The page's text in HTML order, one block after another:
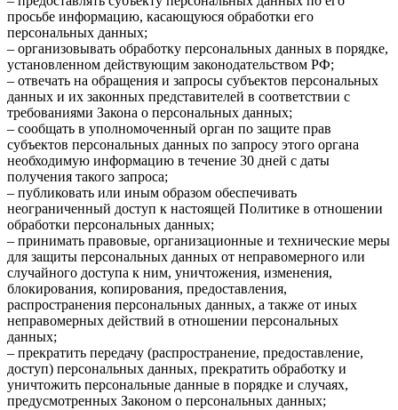
просьбе информацию, касающуюся обработки его
персональных данных;
– организовывать обработку персональных данных в порядке,
установленном действующим законодательством РФ;
– отвечать на обращения и запросы субъектов персональных
данных и их законных представителей в соответствии с
требованиями Закона о персональных данных;
– сообщать в уполномоченный орган по защите прав
субъектов персональных данных по запросу этого органа
необходимую информацию в течение 30 дней с даты
получения такого запроса;
– публиковать или иным образом обеспечивать
неограниченный доступ к настоящей Политике в отношении
обработки персональных данных;
– принимать правовые, организационные и технические меры
для защиты персональных данных от неправомерного или
случайного доступа к ним, уничтожения, изменения,
блокирования, копирования, предоставления,
распространения персональных данных, а также от иных
неправомерных действий в отношении персональных
данных;
– прекратить передачу (распространение, предоставление,
доступ) персональных данных, прекратить обработку и
уничтожить персональные данные в порядке и случаях,
предусмотренных Законом о персональных данных;